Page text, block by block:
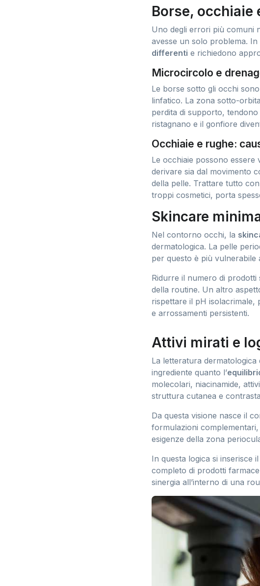
Borse, occhiaie
Uno degli errori più comuni
avesse un solo problema.
differenti e richiedono
Microcircolo e
Le borse sotto gli occhi
linfatico. La zona sotto-
perdita di supporto,
ristagnano e il gonfiore
Occhiaie e rughe:
Le occhiaie possono
derivare sia dal movimento
della pelle. Trattare tutto
troppi cosmetici, porta
Skincare
Nel contorno occhi, la
dermatologica. La pelle
per questo è più vulnerabile
Ridurre il numero di
della routine. Un altro
rispettare il pH isolacrimale,
e arrossamenti persistenti.
Attivi mirati e
La letteratura
ingrediente quanto l’
molecolari, niacinamide,
struttura cutanea e
Da questa visione nasce il
formulazioni
esigenze della zona
In questa logica si inserisce il
completo di prodotti
sinergia all’interno di una